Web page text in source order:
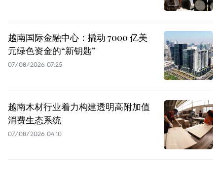
越南国际金融中心：撬动 7000 亿美
元绿色资金的“新钥匙”
07/08/2026 07:25
越南木材行业着力构建透明高附加值
消费生态系统
07/08/2026 04:10